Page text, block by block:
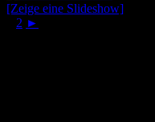
[Zeige eine Slideshow]
2 ►